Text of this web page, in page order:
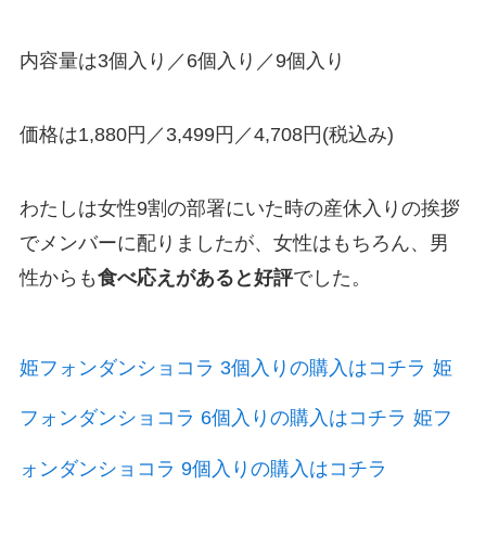
内容量は3個入り／6個入り／9個入り
価格は1,880円／3,499円／4,708円(税込み)
わたしは女性9割の部署にいた時の産休入りの挨拶
でメンバーに配りましたが、女性はもちろん、男
性からも食べ応えがあると好評でした。
姫フォンダンショコラ 3個入りの購入はコチラ 姫
フォンダンショコラ 6個入りの購入はコチラ 姫フ
ォンダンショコラ 9個入りの購入はコチラ